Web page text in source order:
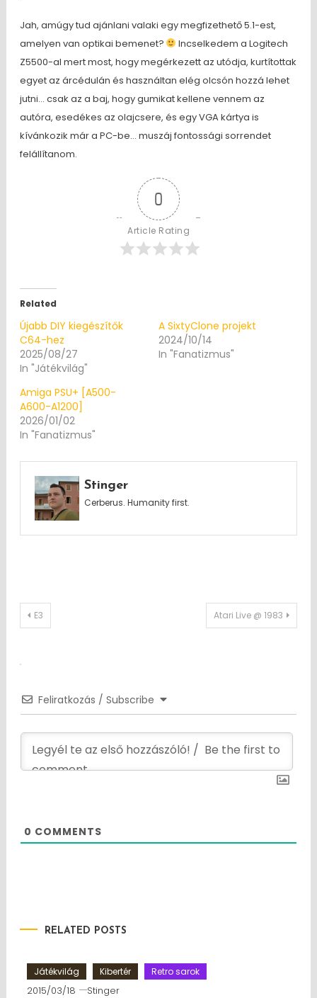
Jah, amúgy tud ajánlani valaki egy megfizethető 5.1-est,
amelyen van optikai bemenet?
Incselkedem a Logitech
Z5500-al mert most, hogy megérkezett az utódja, kurtítottak
egyet az árcédulán és használtan elég olcsón hozzá lehet
jutni… csak az a baj, hogy gumikat kellene vennem az
autóra, esedékes az olajcsere, és egy VGA kártya is
kívánkozik már a PC-be… muszáj fontossági sorrendet
felállítanom.
0
Article Rating
Related
Újabb DIY kiegészítők
C64-hez
2025/08/27
In "Játékvilág"
A SixtyClone projekt
2024/10/14
In "Fanatizmus"
Amiga PSU+ [A500-
A600-A1200]
2026/01/02
In "Fanatizmus"
Stinger
Cerberus. Humanity first.
Post
E3 Atari Live @ 1983
Feliratkozás / Subscribe
0 COMMENTS
RELATED POSTS
Játékvilág Kibertér Retro sarok
2015/03/18 Stinger